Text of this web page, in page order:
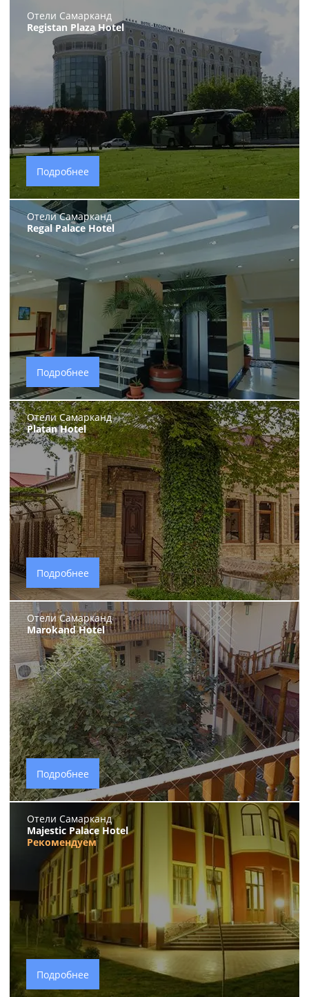
Отели Самарканд
Registan Plaza Hotel
Подробнее
Отели Самарканд
Regal Palace Hotel
Подробнее
Отели Самарканд
Platan Hotel
Подробнее
Отели Самарканд
Marokand Hotel
Подробнее
Отели Самарканд
Majestic Palace Hotel
Рекомендуем
Подробнее